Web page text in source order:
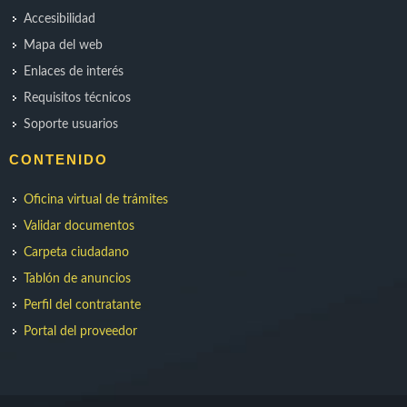
Accesibilidad
Mapa del web
Enlaces de interés
Requisitos técnicos
Soporte usuarios
CONTENIDO
Oficina virtual de trámites
Validar documentos
Carpeta ciudadano
Tablón de anuncios
Perfil del contratante
Portal del proveedor